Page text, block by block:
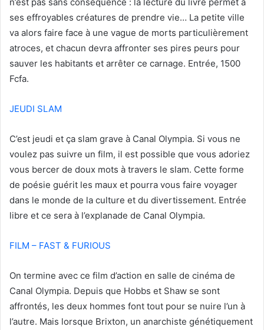
ses effroyables créatures de prendre vie… La petite ville
va alors faire face à une vague de morts particulièrement
atroces, et chacun devra affronter ses pires peurs pour
sauver les habitants et arrêter ce carnage. Entrée, 1500
Fcfa.
JEUDI SLAM
C’est jeudi et ça slam grave à Canal Olympia. Si vous ne
voulez pas suivre un film, il est possible que vous adoriez
vous bercer de doux mots à travers le slam. Cette forme
de poésie guérit les maux et pourra vous faire voyager
dans le monde de la culture et du divertissement. Entrée
libre et ce sera à l’explanade de Canal Olympia.
FILM – FAST & FURIOUS
On termine avec ce film d’action en salle de cinéma de
Canal Olympia. Depuis que Hobbs et Shaw se sont
affrontés, les deux hommes font tout pour se nuire l’un à
l’autre. Mais lorsque Brixton, un anarchiste génétiquement